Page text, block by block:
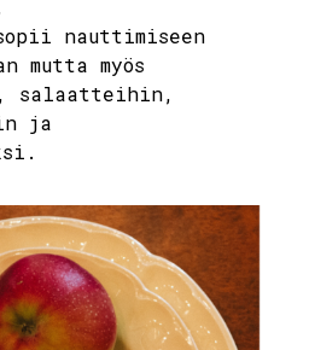
nauttimiseen
mutta myös
salaatteihin,
ja